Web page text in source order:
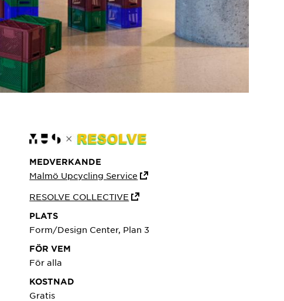
MEDVERKANDE
Malmö Upcycling Service
RESOLVE COLLECTIVE
PLATS
Form/Design Center, Plan 3
FÖR VEM
För alla
KOSTNAD
Gratis